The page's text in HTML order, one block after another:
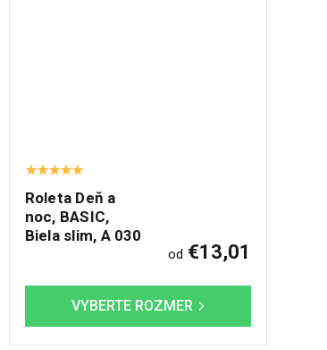
Roleta Deň a
noc, BASIC,
Biela slim, A 030
od €13,01